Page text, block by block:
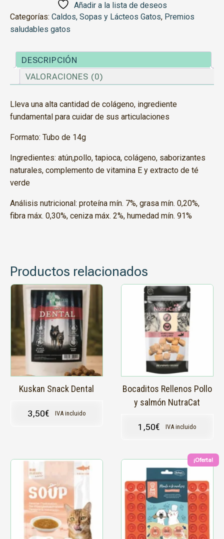
Añadir a la lista de deseos
Categorías: Caldos, Sopas y Lácteos Gatos, Premios
saludables gatos
DESCRIPCIÓN
VALORACIONES (0)
Lleva una alta cantidad de colágeno, ingrediente
fundamental para cuidar de sus articulaciones
Formato: Tubo de 14g
Ingredientes: atún,pollo, tapioca, colágeno, saborizantes
naturales, complemento de vitamina E y extracto de té
verde
Análisis nutricional: proteína mín. 7%, grasa mín. 0,20%,
fibra máx. 0,30%, ceniza máx. 2%, humedad mín. 91%
Productos relacionados
Kuskan Snack Dental
3,50€ IVA incluido
Bocaditos Rellenos Pollo
y salmón NutraCat
1,50€ IVA incluido
¡Oferta!